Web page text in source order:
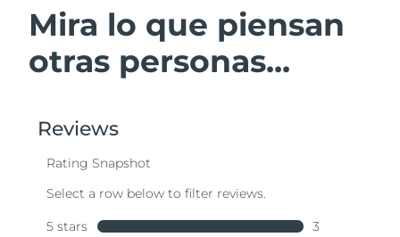
Mira lo que piensan
otras personas...